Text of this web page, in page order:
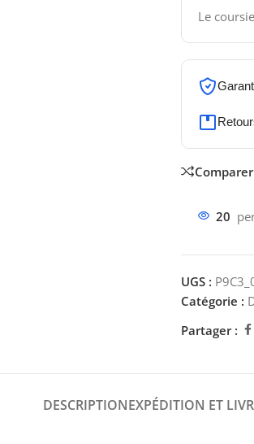
Le
Comparer
20
UGS :
Catégorie :
Partager :
DESCRIPTIONEXPÉDITION ET